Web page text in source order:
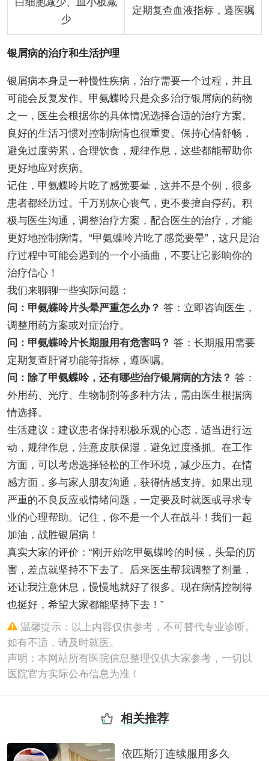
少
定期复查血液指标，遵医嘱
银屑病的治疗和生活护理
银屑病本身是一种慢性疾病，治疗需要一个过程，并且
可能会反复发作。甲氨蝶呤只是众多治疗银屑病的药物
之一，医生会根据你的具体情况选择合适的治疗方案。
良好的生活习惯对控制病情也很重要。保持心情舒畅，
避免过度劳累，合理饮食，规律作息，这些都能帮助你
更好地应对疾病。
记住，甲氨蝶呤片吃了感觉要晕，这并不是个例，很多
患者都经历过。千万别灰心丧气，更不要擅自停药。积
极与医生沟通，调整治疗方案，配合医生的治疗，才能
更好地控制病情。“甲氨蝶呤片吃了感觉要晕”，这只是治
疗过程中可能会遇到的一个小插曲，不要让它影响你的
治疗信心！
我们来聊聊一些实际问题：
问：甲氨蝶呤片头晕严重怎么办？ 答：立即咨询医生，
调整用药方案或对症治疗。
问：甲氨蝶呤片长期服用有危害吗？ 答：长期服用需要
定期复查肝肾功能等指标，遵医嘱。
问：除了甲氨蝶呤，还有哪些治疗银屑病的方法？ 答：
外用药、光疗、生物制剂等多种方法，需由医生根据病
情选择。
生活建议：建议患者保持积极乐观的心态，适当进行运
动，规律作息，注意皮肤保湿，避免过度搔抓。在工作
方面，可以考虑选择轻松的工作环境，减少压力。在情
感方面，多与家人朋友沟通，获得情感支持。如果出现
严重的不良反应或情绪问题，一定要及时就医或寻求专
业的心理帮助。记住，你不是一个人在战斗！我们一起
加油，战胜银屑病！
真实大家的评价：“刚开始吃甲氨蝶呤的时候，头晕的厉
害，差点就坚持不下去了。后来医生帮我调整了剂量，
还让我注意休息，慢慢地就好了很多。现在病情控制得
也挺好，希望大家都能坚持下去！”
温馨提示：以上内容仅供参考，不可替代专业诊断。
如有不适，请及时就医。
声明：本网站所有医院信息整理仅供大家参考，一切以
医院官方实际公布信息为准！
相关推荐
依匹斯汀连续服用多久